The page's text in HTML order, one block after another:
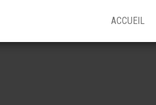
ACCUEIL